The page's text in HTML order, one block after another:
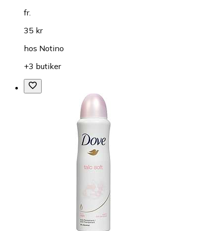
fr.
35 kr
hos Notino
+3 butiker